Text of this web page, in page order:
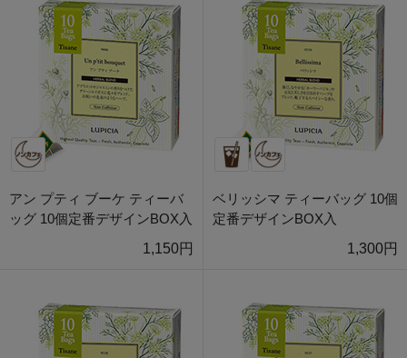
アン プティ ブーケ ティーバ
ッグ 10個定番デザインBOX入
1,150円
ベリッシマ ティーバッグ 10個
定番デザインBOX入
1,300円